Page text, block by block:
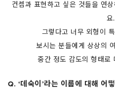
컨셉과 표현하고 싶은 것들을 연
요.
그렇다고 너무 외형이
보시는 분들에게 상상의
중간 정도 감도의 형태로
Q. ‘데숙이’라는 이름에 대해 어